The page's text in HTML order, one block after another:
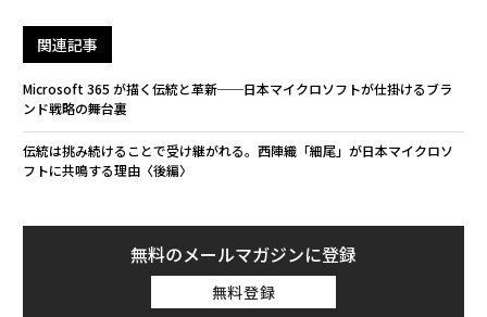
関連記事
Microsoft 365 が描く伝統と革新──日本マイクロソフトが仕掛けるブラ
ンド戦略の舞台裏
伝統は挑み続けることで受け継がれる。西陣織「細尾」が日本マイクロソ
フトに共鳴する理由〈後編〉
無料のメールマガジンに登録
無料登録